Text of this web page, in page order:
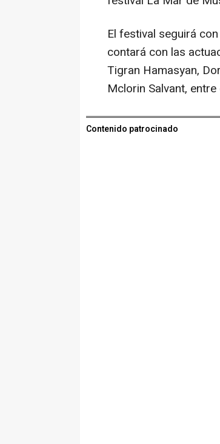
El festival seguirá
contará con las
Tigran Hamasyan,
Mclorin Salvant,
Contenido patrocinado